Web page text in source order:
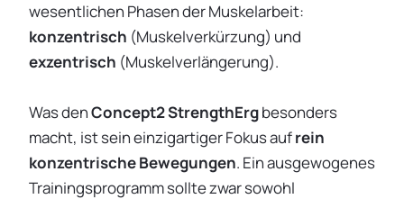
wesentlichen Phasen der Muskelarbeit:
konzentrisch (Muskelverkürzung) und
exzentrisch (Muskelverlängerung).
Was denConcept2 StrengthErgbesonders
macht, ist sein einzigartiger Fokus aufrein
konzentrische Bewegungen. Ein ausgewogenes
Trainingsprogramm sollte zwar sowohl